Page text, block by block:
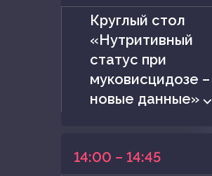
Круглый стол
«Нутритивный
статус при
муковисцидозе –
новые данные» ⌵
14:00 – 14:45